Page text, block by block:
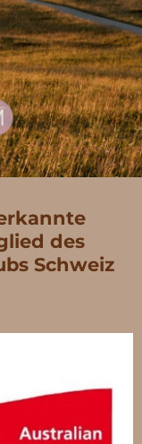
des
Schweiz